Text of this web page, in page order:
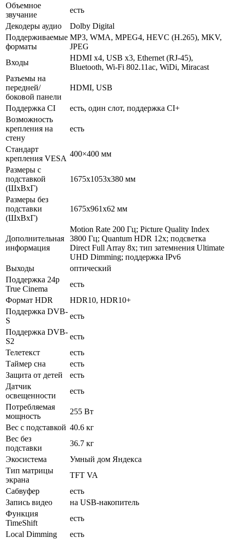
Объемное
звучание
есть
Декодеры аудио
Dolby Digital
Поддерживаемые
форматы
MP3, WMA, MPEG4, HEVC (H.265), MKV,
JPEG
Входы
HDMI x4, USB x3, Ethernet (RJ-45),
Bluetooth, Wi-Fi 802.11ac, WiDi, Miracast
Разъемы на
передней/
боковой панели
HDMI, USB
Поддержка CI
есть, один слот, поддержка CI+
Возможность
крепления на
стену
есть
Стандарт
крепления VESA
400×400 мм
Размеры с
подставкой
(ШxВxГ)
1675x1053x380 мм
Размеры без
подставки
(ШxВxГ)
1675x961x62 мм
Дополнительная
информация
Motion Rate 200 Гц; Picture Quality Index
3800 Гц; Quantum HDR 12x; подсветка
Direct Full Array 8x; тип затемнения Ultimate
UHD Dimming; поддержка IPv6
Выходы
оптический
Поддержка 24p
True Cinema
есть
Формат HDR
HDR10, HDR10+
Поддержка DVB-
S
есть
Поддержка DVB-
S2
есть
Телетекст
есть
Таймер сна
есть
Защита от детей
есть
Датчик
освещенности
есть
Потребляемая
мощность
255 Вт
Вес с подставкой 40.6 кг
Вес без
подставки
36.7 кг
Экосистема
Умный дом Яндекса
Тип матрицы
экрана
TFT VA
Сабвуфер
есть
Запись видео
на USB-накопитель
Функция
TimeShift
есть
Local Dimming
есть